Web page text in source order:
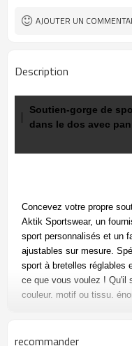
AJOUTER UN
Description
Soutien-gorge de
dans le dos avec
Concevez votre propre
Aktik Sportswear, un
sport personnalisés et un
ajustables sur mesure.
sport à bretelles réglables
ce que vous voulez ! Qu'il
couleur, motif ou tissu,
recommander